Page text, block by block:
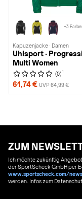
+3
Kapuzenjacke · Damen
Uhlsport ·
Multi Women
(0) 1
61,74 € UVP 64,99 €
ZUM
Ich möchte zukünftig
der SportScheck GmbH per
www.sportscheck.com/
werden. Infos zum